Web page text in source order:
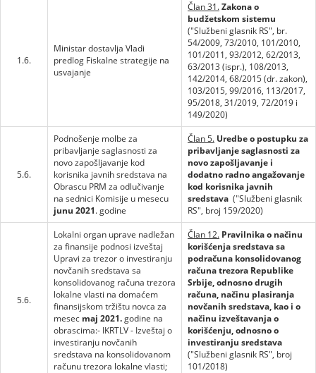
1.6.
Ministar dostavlja Vladi
predlog Fiskalne strategije na
usvajanje
Član 31.Zakona o
budžetskom sistemu
("Službeni glasnik RS", br.
54/2009, 73/2010, 101/2010,
101/2011, 93/2012, 62/2013,
63/2013 (ispr.), 108/2013,
142/2014, 68/2015 (dr. zakon),
103/2015, 99/2016, 113/2017,
95/2018, 31/2019, 72/2019 i
149/2020)
5.6.
Podnošenje molbe za
pribavljanje saglasnosti za
novo zapošljavanje kod
korisnika javnih sredstava na
Obrascu PRM za odlučivanje
na sednici Komisije u mesecu
junu 2021. godine
Član 5. Uredbe o postupku za
pribavljanje saglasnosti za
novo zapošljavanje i
dodatno radno angažovanje
kod korisnika javnih
sredstava ("Službeni glasnik
RS", broj 159/2020)
5.6.
Lokalni organ uprave nadležan
za finansije podnosi izveštaj
Upravi za trezor o investiranju
novčanih sredstava sa
konsolidovanog računa trezora
lokalne vlasti na domaćem
finansijskom tržištu novca za
mesec maj 2021.godine na
obrascima:- IKRTLV - Izveštaj o
investiranju novčanih
sredstava na konsolidovanom
računu trezora lokalne vlasti;
Član 12. Pravilnika o načinu
korišćenja sredstava sa
podračuna konsolidovanog
računa trezora Republike
Srbije, odnosno drugih
računa, načinu plasiranja
novčanih sredstava, kao i o
načinu izveštavanja o
korišćenju, odnosno o
investiranju sredstava
("Službeni glasnik RS", broj
101/2018)